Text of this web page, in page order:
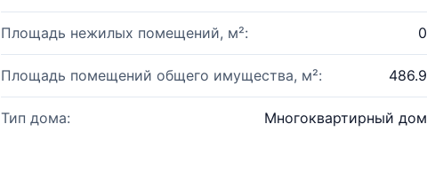
Площадь нежилых помещений, м²: 0
Площадь помещений общего имущества, м²: 486.9
Тип дома: Многоквартирный дом